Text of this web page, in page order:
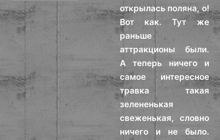
открылась поляна, о!
Вот как. Тут же
раньше
аттракционы были.
А теперь ничего и
самое интересное
травка такая
зелененькая
свеженькая, словно
ничего и не было.